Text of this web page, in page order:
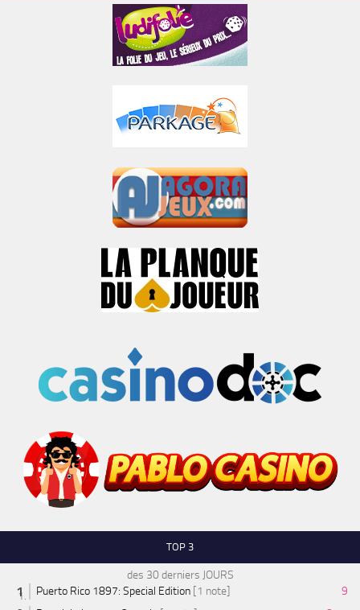
TOP 3
des 30 derniers JOURS
Puerto Rico 1897: Special Edition [1 note]
9